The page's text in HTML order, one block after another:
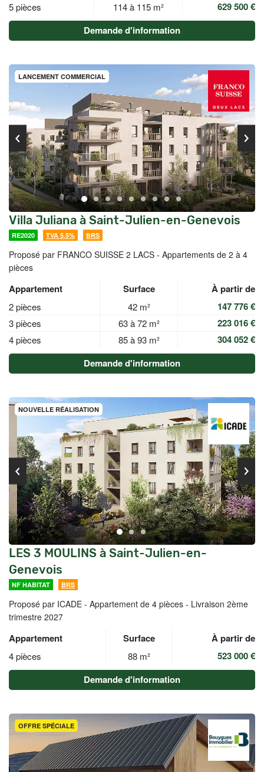
5 pièces 114 à 115 m²
629 500 €
Demande d'information
LANCEMENT COMMERCIAL
Villa Juliana à Saint-Julien-en-Genevois
RE2020 TVA 5.5% BRS
Proposé par FRANCO SUISSE 2 LACS - Appartements de 2 à 4
pièces
Appartement Surface À partir de
2 pièces 42 m² 147 776 €
3 pièces 63 à 72 m² 223 016 €
4 pièces 85 à 93 m²
304 052 €
Demande d'information
NOUVELLE RÉALISATION
LES 3 MOULINS à Saint-Julien-en-
Genevois
NF HABITAT BRS
Proposé par ICADE - Appartement de 4 pièces - Livraison 2ème
trimestre 2027
Appartement Surface À partir de
4 pièces 88 m²
523 000 €
Demande d'information
OFFRE SPÉCIALE